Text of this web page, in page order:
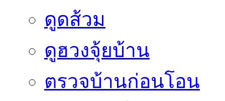
ดูดส้วม
ดูฮวงจุ้ยบ้าน
ตรวจบ้านก่อนโอน